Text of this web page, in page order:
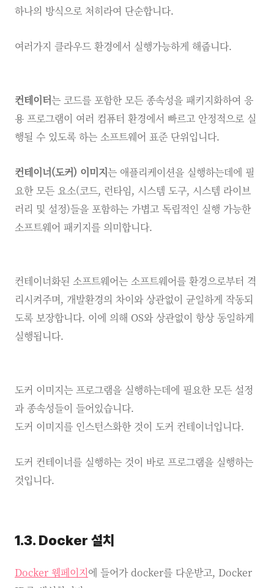
하나의 방식으로 처히라여 단순합니다.
여러가지 클라우드 환경에서 실행가능하게 해줍니다.
컨테이터는 코드를 포함한 모든 종속성을 패키지화하여 응
용 프로그램이 여러 컴퓨터 환경에서 빠르고 안정적으로 실
행될 수 있도록 하는 소프트웨어 표준 단위입니다.
컨테이너(도커) 이미지는 애플리케이션을 실행하는데에 필
요한 모든 요소(코드, 런타임, 시스템 도구, 시스템 라이브
러리 및 설정)들을 포함하는 가볍고 독립적인 실행 가능한
소프트웨어 패키지를 의미합니다.
컨테이너화된 소프트웨어는 소프트웨어를 환경으로부터 격
리시켜주며, 개발환경의 차이와 상관없이 균일하게 작동되
도록 보장합니다. 이에 의해 OS와 상관없이 항상 동일하게
실행됩니다.
도커 이미지는 프로그램을 실행하는데에 필요한 모든 설정
과 종속성들이 들어있습니다.
도커 이미지를 인스턴스화한 것이 도커 컨테이너입니다.
도커 컨테이너를 실행하는 것이 바로 프로그램을 실행하는
것입니다.
1.3. Docker 설치
Docker 웹페이지에 들어가 docker를 다운받고, Docker